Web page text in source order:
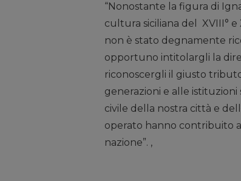
“Nonostante la figura di
cultura siciliana del XVIII° e
non è stato degnamente
opportuno intitolargli la
riconoscergli il giusto
generazioni e alle
civile della nostra città e
operato hanno contribuito
nazione”. ,